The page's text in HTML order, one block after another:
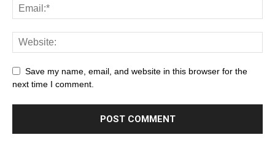
Save my name, email, and website in this browser for the
next time I comment.